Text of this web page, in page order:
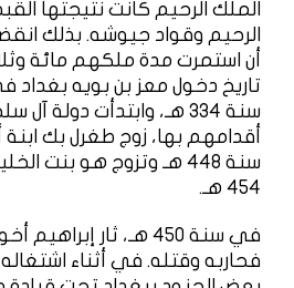
الملك الرحيم كانت نتيجتها
الرحيم وقواد جيوشه. بذلك
أن استمرت مدة ملكهم مائة
تاريخ دخول معز بن بويه
سنة 334 هـ، وابتدأت دولة
أقدامهم بها، زوج طغرل بك
سنة 448 هـ وتزوج هو
454 هـ.
في سنة 450 هـ، ثار
فحاربه وقتله. في أثناء اشتغاله